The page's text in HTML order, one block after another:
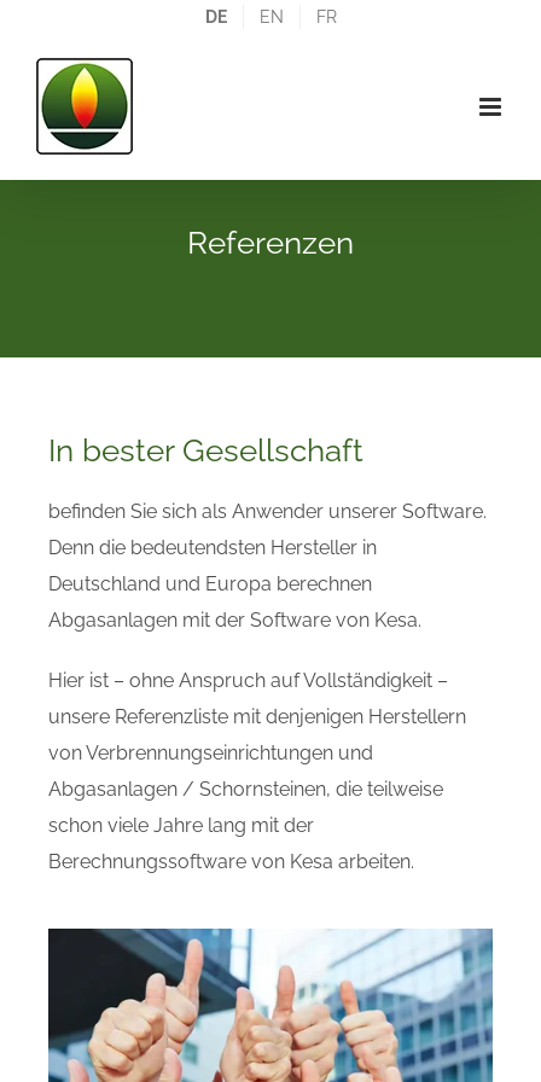
Inhalt
springen
DE EN FR
Referenzen
In bester Gesellschaft
befinden Sie sich als Anwender unserer Software.
Denn die bedeutendsten Hersteller in
Deutschland und Europa berechnen
Abgasanlagen mit der Software von Kesa.
Hier ist – ohne Anspruch auf Vollständigkeit –
unsere Referenzliste mit denjenigen Herstellern
von Verbrennungseinrichtungen und
Abgasanlagen / Schornsteinen, die teilweise
schon viele Jahre lang mit der
Berechnungssoftware von Kesa arbeiten.